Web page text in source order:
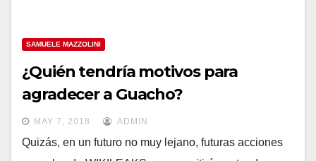
SAMUELE MAZZOLINI
¿Quién tendría motivos para
agradecer a Guacho?
MAY 7, 2018 ADMIN
Quizás, en un futuro no muy lejano, futuras acciones